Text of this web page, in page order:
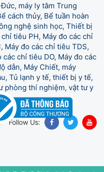
máy ly tâm Trung
cách thủy, Bể tuần hoàn
nghệ sinh học, Thiết bị
tiêu PH, Máy đo các chỉ
Máy đo các chỉ tiêu TDS,
chỉ tiêu DO, Máy đo các
dẫn, Máy Chiết, máy
Tủ lạnh y tế, thiết bị y tế,
phòng thí nghiệm, vật tư y
Follow Us: